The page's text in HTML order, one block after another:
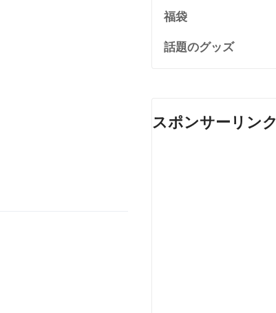
福袋
話題のグッズ
スポンサーリンク